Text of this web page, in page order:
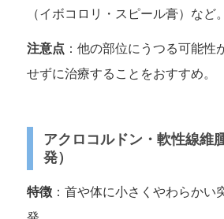
（イボコロリ・スピール膏）など。
注意点 ：他の部位にうつる可能性
せずに治療することをおすすめ。
アクロコルドン・軟性線維
発）
特徴：首や体に小さくやわらかい